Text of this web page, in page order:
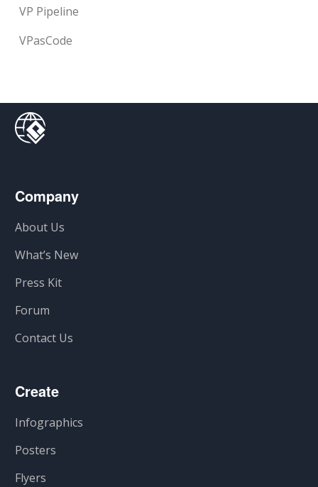
VP Pipeline
VPasCode
Company
About Us
What’s New
Press Kit
Forum
Contact Us
Create
Infographics
Posters
Flyers